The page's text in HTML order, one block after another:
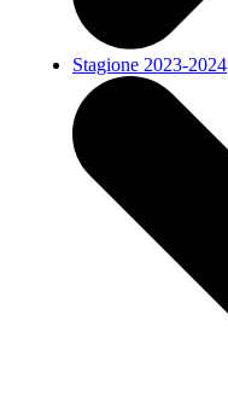
Stagione 2023-2024